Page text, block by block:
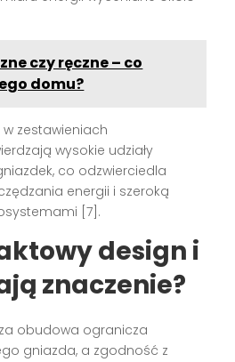
czy ręczne – co
domu?
zestawieniach
wysokie udziały
co odzwierciedla
energii i szeroką
[7].
design i
znaczenie?
obudowa ogranicza
gniazda, a zgodność z